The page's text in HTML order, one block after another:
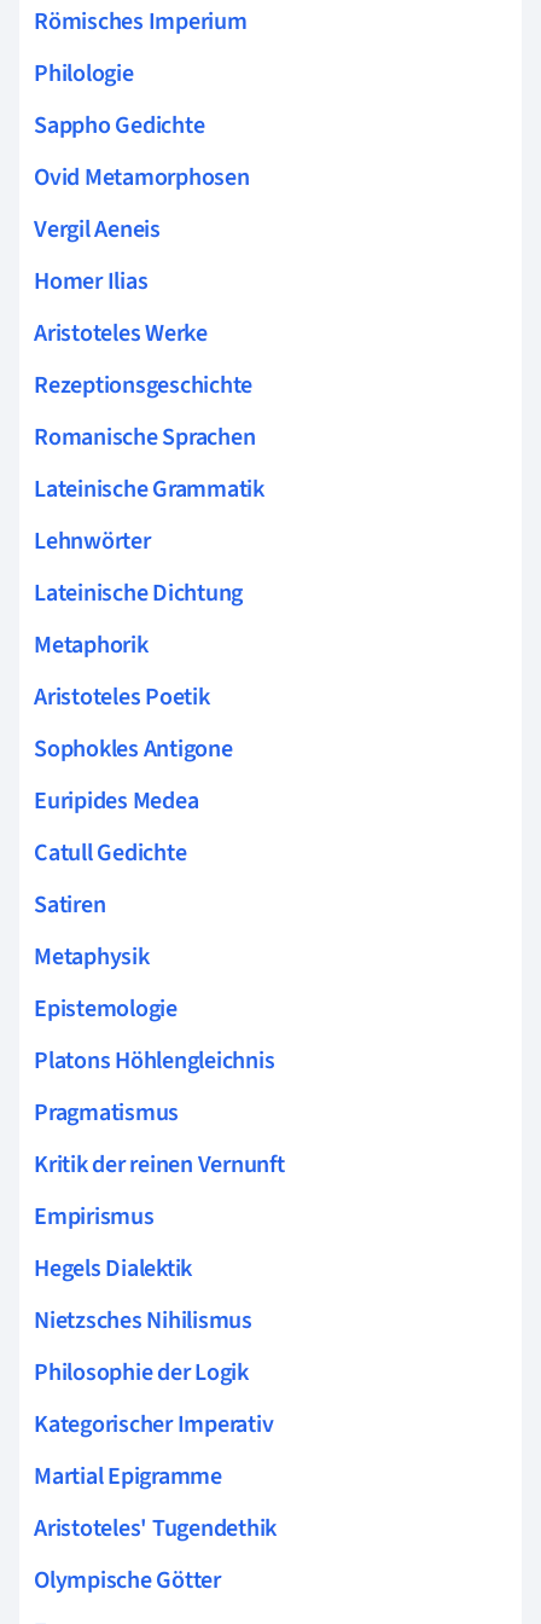
Römisches Imperium
Philologie
Sappho Gedichte
Ovid Metamorphosen
Vergil Aeneis
Homer Ilias
Aristoteles Werke
Rezeptionsgeschichte
Romanische Sprachen
Lateinische Grammatik
Lehnwörter
Lateinische Dichtung
Metaphorik
Aristoteles Poetik
Sophokles Antigone
Euripides Medea
Catull Gedichte
Satiren
Metaphysik
Epistemologie
Platons Höhlengleichnis
Pragmatismus
Kritik der reinen Vernunft
Empirismus
Hegels Dialektik
Nietzsches Nihilismus
Philosophie der Logik
Kategorischer Imperativ
Martial Epigramme
Aristoteles' Tugendethik
Olympische Götter